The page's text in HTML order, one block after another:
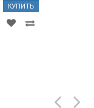
КУПИТЬ